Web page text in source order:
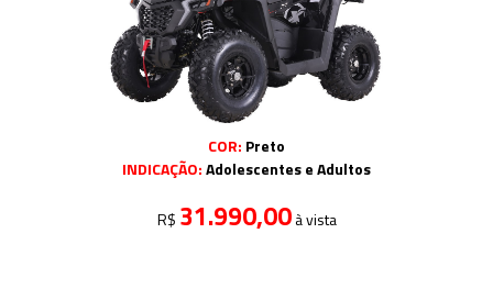
COR: Preto
INDICAÇÃO:Adolescentes e Adultos
R$ 31.990,00à vista